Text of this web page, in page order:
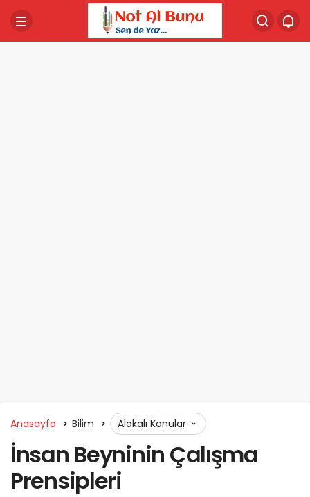
Anasayfa Bilim Alakalı Konular
İnsan Beyninin Çalışma
Prensipleri